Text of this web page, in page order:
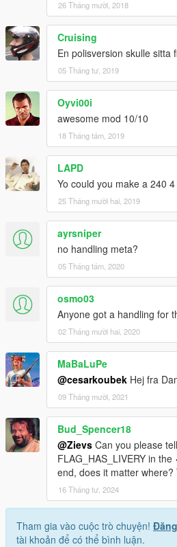
26 Tháng mười, 2018
Cruising
En polisversion skulle sitta
05 Tháng tư, 2019
Oyvi00i
awesome mod 10/10
18 Tháng tám, 2019
LAPD
Yo could you make a 240
25 Tháng mười hai, 2019
ayrsniper
no handling meta?
05 Tháng tám, 2020
osmo03
Anyone got a handling for
02 Tháng mười hai, 2020
MaBaLuPe
@cesarkoubek Hej fra
09 Tháng mười, 2021
Bud_Spencer18
@Zievs Can you please
FLAG_HAS_LIVERY in
end, does it matter where?
16 Tháng tư, 2024
Tham gia vào cuộc trò chuyện!
tài khoản để có thể bình luận.